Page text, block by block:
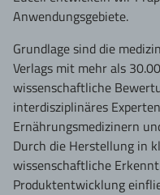
Anwendungsgebiete.
Grundlage sind die
Verlags mit mehr als
wissenschaftliche
interdisziplinäres
Ernährungsmedizinern
Durch die Herstellung in
wissenschaftliche
Produktentwicklung